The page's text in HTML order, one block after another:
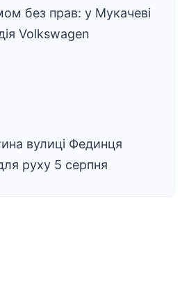
без прав: у Мукачеві
Volkswagen
вулиці Фединця
руху 5 серпня